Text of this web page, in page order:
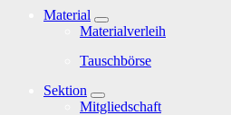
Material
Materialverleih
Tauschbörse
Sektion
Mitgliedschaft